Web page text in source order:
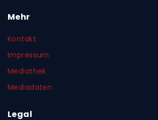
Mehr
Kontakt
Impressum
Mediathek
Mediadaten
Legal